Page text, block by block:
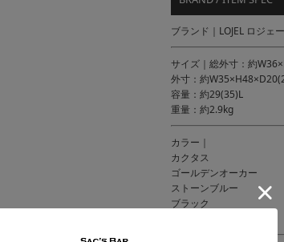
ブランド｜LOJEL ロジェ
サイズ｜総外寸：約
外寸：約
容量：約29(35)L
重量：約2.9kg
カラー｜
カクタス
ゴールデンオーカー
ストーンブルー
ブラック